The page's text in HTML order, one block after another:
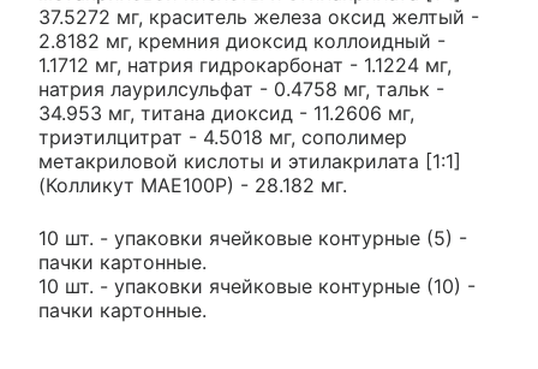
37.5272 мг, краситель железа оксид желтый -
2.8182 мг, кремния диоксид коллоидный -
1.1712 мг, натрия гидрокарбонат - 1.1224 мг,
натрия лаурилсульфат - 0.4758 мг, тальк -
34.953 мг, титана диоксид - 11.2606 мг,
триэтилцитрат - 4.5018 мг, сополимер
метакриловой кислоты и этилакрилата [1:1]
(Колликут МАЕ100Р) - 28.182 мг.
10 шт. - упаковки ячейковые контурные (5) -
пачки картонные.
10 шт. - упаковки ячейковые контурные (10) -
пачки картонные.